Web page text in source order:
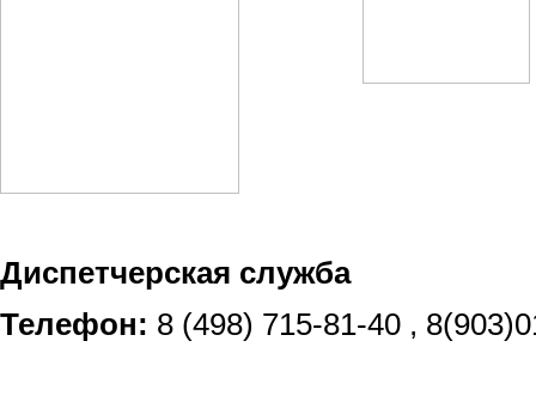
Диспетчерская служба
Телефон: 8 (498) 715-81-40 ,